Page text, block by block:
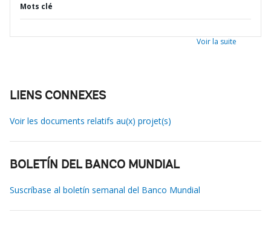
Mots clé
Voir la suite
LIENS CONNEXES
Voir les documents relatifs au(x) projet(s)
BOLETÍN DEL BANCO MUNDIAL
Suscríbase al boletín semanal del Banco Mundial